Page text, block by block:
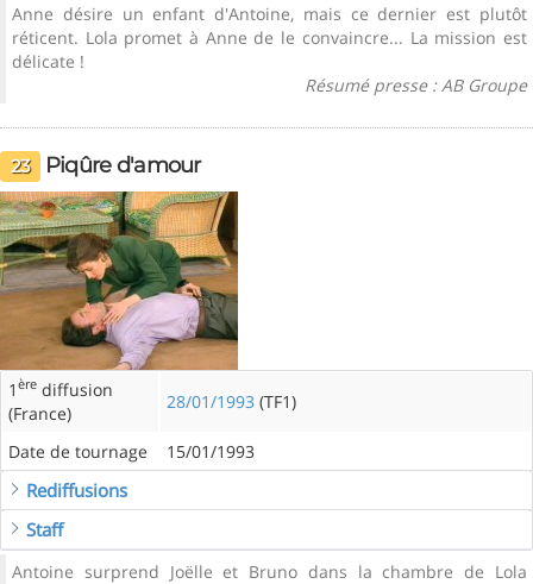
Anne désire un enfant d'Antoine, mais ce dernier est plutôt
réticent. Lola promet à Anne de le convaincre... La mission est
délicate !
Résumé presse : AB Groupe
23 Piqûre d'amour
1 ère diffusion
(France)
28/01/1993 (TF1)
Date de tournage 15/01/1993
Rediffusions
Staff
Antoine surprend Joëlle et Bruno dans la chambre de Lola